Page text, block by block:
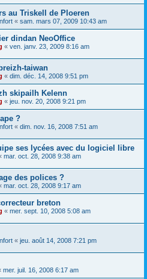
au Triskell de Ploeren
« sam. mars 07, 2009 10:43 am
dindan NeoOffice
« ven. janv. 23, 2009 8:16 am
taiwan
« dim. déc. 14, 2008 9:51 pm
skipailh Kelenn
« jeu. nov. 20, 2008 9:21 pm
?
« dim. nov. 16, 2008 7:51 am
ses lycées avec du logiciel libre
mar. oct. 28, 2008 9:38 am
des polices ?
mar. oct. 28, 2008 9:17 am
breton
« mer. sept. 10, 2008 5:08 am
« jeu. août 14, 2008 7:21 pm
mer. juil. 16, 2008 6:17 am